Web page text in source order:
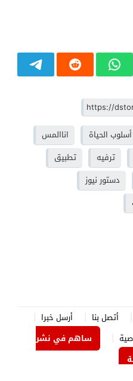
أسلوب الحياة
اناالمس
ترفيه
تطبيق
دستور نيوز
أتصل بنا
أرسل خبرا
ساهم في نشر